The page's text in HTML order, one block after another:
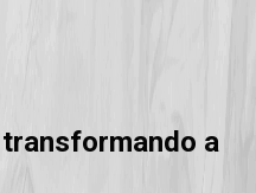
transformando a